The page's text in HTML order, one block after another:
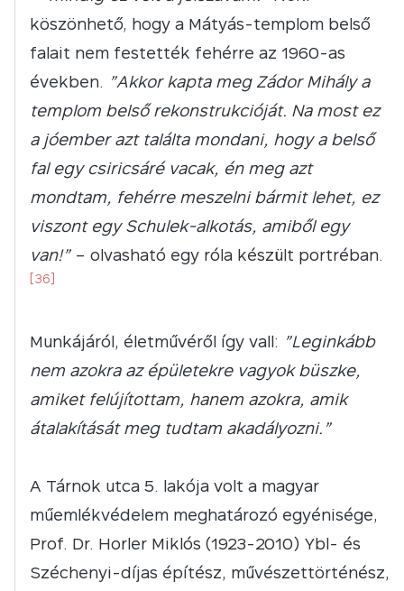
köszönhető, hogy a Mátyás-templom belső
falait nem festették fehérre az 1960-as
években. ”Akkor kapta meg Zádor Mihály a
templom belső rekonstrukcióját. Na most ez
a jóember azt találta mondani, hogy a belső
fal egy csiricsáré vacak, én meg azt
mondtam, fehérre meszelni bármit lehet, ez
viszont egy Schulek-alkotás, amiből egy
van!”– olvasható egy róla készült portréban.
[36]
Munkájáról, életművéről így vall: ”Leginkább
nem azokra az épületekre vagyok büszke,
amiket felújítottam, hanem azokra, amik
átalakítását meg tudtam akadályozni.”
A Tárnok utca 5. lakója volt a magyar
műemlékvédelem meghatározó egyénisége,
Prof. Dr. Horler Miklós (1923-2010) Ybl- és
Széchenyi-díjas építész, művészettörténész,